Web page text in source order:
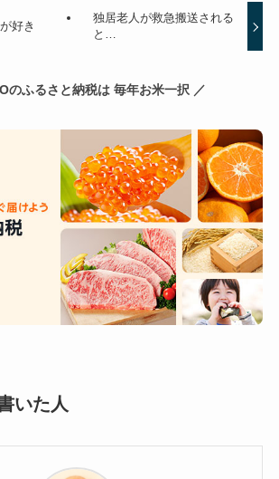
好き
独居老人が救急搬送される
と…
のふるさと納税は 毎年お米一択 ／
いた人